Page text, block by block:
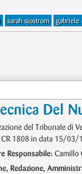
sarah sjostrom gabriele
Del
del Tribunale di
CR 1808 in data 15/03/
Responsabile: Camillo
Redazione,